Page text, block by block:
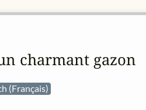
charmant gazon
(Français)